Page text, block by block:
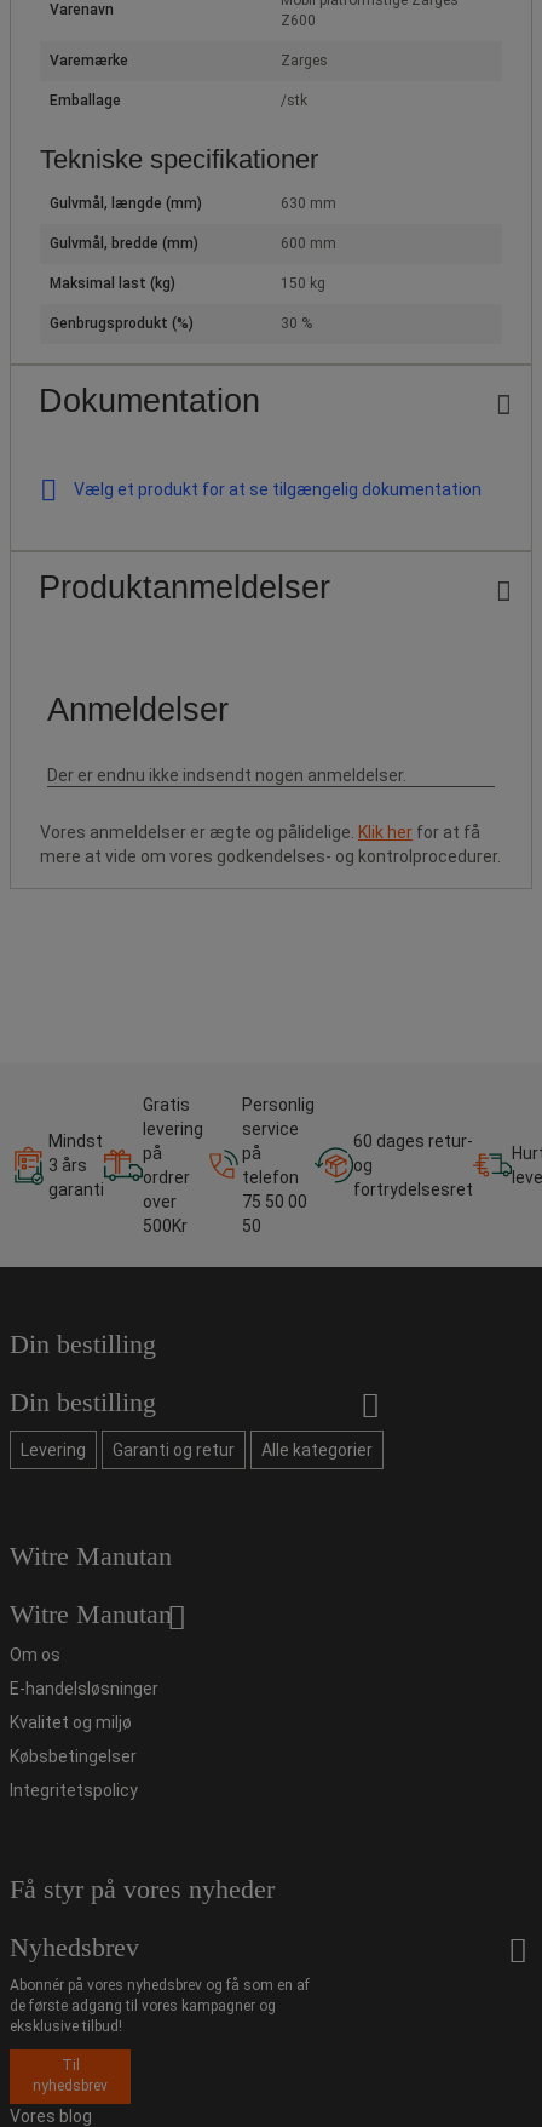
Varenavn
Z600
Varemærke Zarges
Emballage /stk
Tekniske specifikationer
Gulvmål, længde (mm) 630 mm
Gulvmål, bredde (mm) 600 mm
Maksimal last (kg) 150 kg
Genbrugsprodukt (%) 30 %
Dokumentation
Vælg et produkt for at se tilgængelig dokumentation
Produktanmeldelser
Vores anmeldelser er ægte og pålidelige. Klik her for at få
mere at vide om vores godkendelses- og kontrolprocedurer.
Mindst
3 års
garanti
Gratis
levering
på
ordrer
over
500Kr
Personlig
service
på
telefon
75 50 00
50
60 dages retur-
og
fortrydelsesret
Din bestilling
Din bestilling
Levering Garanti og retur Alle kategorier
Witre Manutan
Witre Manutan
Om os
E-handelsløsninger
Kvalitet og miljø
Købsbetingelser
Integritetspolicy
Få styr på vores nyheder
Nyhedsbrev
Abonnér på vores nyhedsbrev og få som en af
de første adgang til vores kampagner og
eksklusive tilbud!
Til
nyhedsbrev
Vores blog